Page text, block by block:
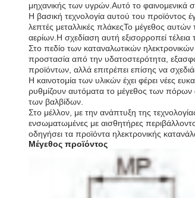
μηχανικής των υγρών.Αυτό το φαινομενικά
Η βασική τεχνολογία αυτού του προϊόντος
λεπτές μεταλλικές πλάκεςΤο μέγεθος
αερίων.Η σχεδίαση αυτή εξισορροπεί
Στο πεδίο των καταναλωτικών
προστασία από την υδατοστερότητα,
προϊόντων, αλλά επιτρέπει επίσης να
Η καινοτομία των υλικών έχει φέρει νέες
ρυθμίζουν αυτόματα το μέγεθος των πόρων
των βαλβίδων.
Στο μέλλον, με την ανάπτυξη της
ενσωματωμένες με αισθητήρες
οδηγήσει τα προϊόντα ηλεκτρονικής
Μέγεθος προϊόντος